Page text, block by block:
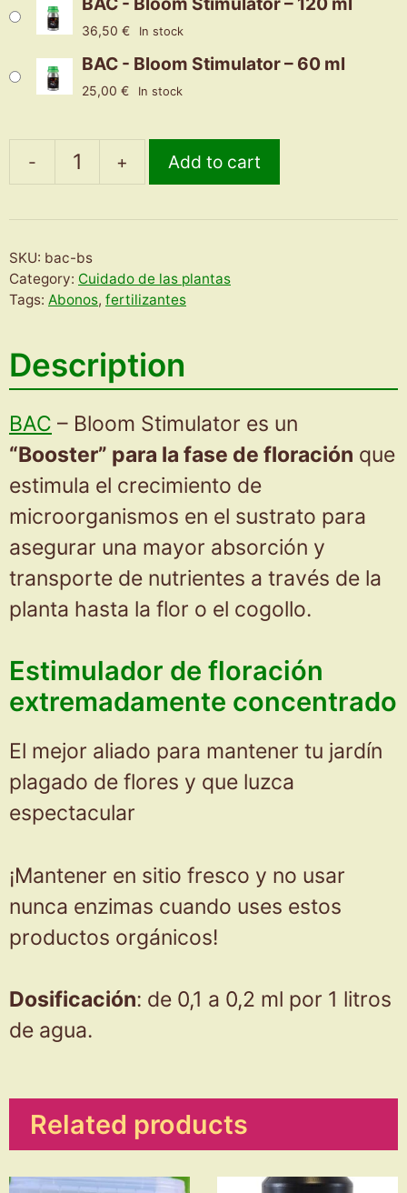
36,50 € In stock
BAC - Bloom Stimulator – 60 ml
25,00 € In stock
-
BAC
Bloom
quantity
+ Add to cart
SKU: bac-bs
Category: Cuidado de las plantas
Tags: Abonos, fertilizantes
Description
BAC – Bloom Stimulator es un
“Booster” para la fase de floración que
estimula el crecimiento de
microorganismos en el sustrato para
asegurar una mayor absorción y
transporte de nutrientes a través de la
planta hasta la flor o el cogollo.
Estimulador de floración
extremadamente concentrado
El mejor aliado para mantener tu jardín
plagado de flores y que luzca
espectacular
¡Mantener en sitio fresco y no usar
nunca enzimas cuando uses estos
productos orgánicos!
Dosificación: de 0,1 a 0,2 ml por 1 litros
de agua.
Related products